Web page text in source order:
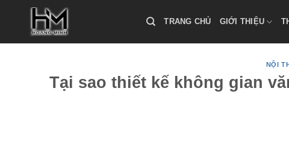
TRANG CHỦ GIỚI THIỆU
NỘI
Tại sao thiết kế không gian